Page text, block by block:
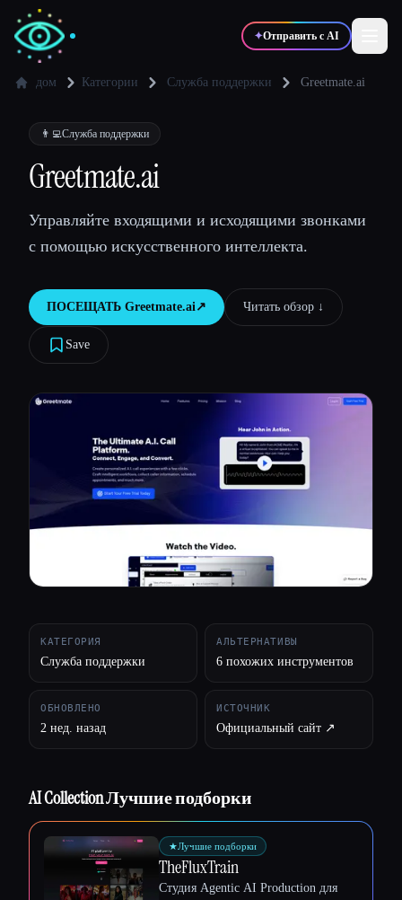
✦Отправить с AI
✍️Писатели
💻
🎓Студенты 🎬Креаторы
Блог
Сравнить инструменты
Все категории
дом Категории Служба поддержки Greetmate.ai
👨‍💻Служба поддержки
Greetmate.ai
Управляйте входящими и исходящими звонками
с помощью искусственного интеллекта.
ПОСЕЩАТЬ Greetmate.ai↗︎ Читать обзор ↓︎
Save
КАТЕГОРИЯ
Служба поддержки
АЛЬТЕРНАТИВЫ
6 похожих инструментов
ОБНОВЛЕНО
2 нед. назад
ИСТОЧНИК
Официальный сайт ↗︎
AI Collection Лучшие подборки
★Лучшие подборки
TheFluxTrain
Студия Agentic AI Production для